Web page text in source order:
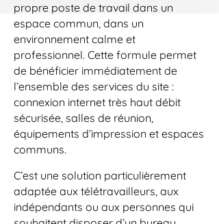
propre poste de travail dans un
espace commun, dans un
environnement calme et
professionnel. Cette formule permet
de bénéficier immédiatement de
l’ensemble des services du site :
connexion internet très haut débit
sécurisée, salles de réunion,
équipements d’impression et espaces
communs.
C’est une solution particulièrement
adaptée aux télétravailleurs, aux
indépendants ou aux personnes qui